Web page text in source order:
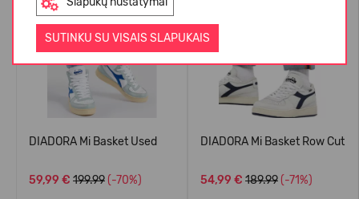
SUTINKU SU VISAIS SLAPUKAIS
DIADORA Mi Basket Used
59,99 € 199.99 (-70%)
DIADORA Mi Basket Row Cut
54,99 € 189.99 (-71%)